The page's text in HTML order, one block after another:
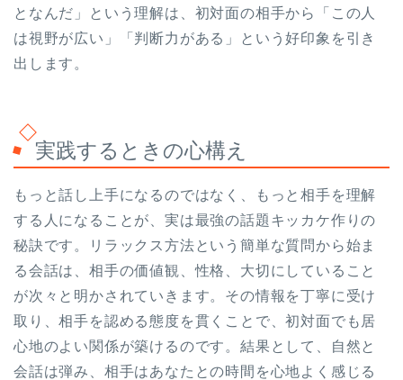
となんだ」という理解は、初対面の相手から「この人
は視野が広い」「判断力がある」という好印象を引き
出します。
実践するときの心構え
もっと話し上手になるのではなく、もっと相手を理解
する人になることが、実は最強の話題キッカケ作りの
秘訣です。リラックス方法という簡単な質問から始ま
る会話は、相手の価値観、性格、大切にしていること
が次々と明かされていきます。その情報を丁寧に受け
取り、相手を認める態度を貫くことで、初対面でも居
心地のよい関係が築けるのです。結果として、自然と
会話は弾み、相手はあなたとの時間を心地よく感じる